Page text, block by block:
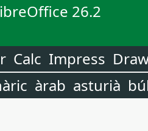
26.2
Calc Impress
àrab asturià